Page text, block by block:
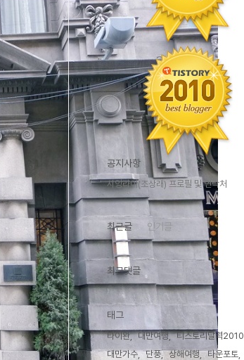
공지사항
시앙라이(조상래) 프로필 및 연락처
최근글 인기글
최근댓글
태그
타이완 대만여행
티스토리달력2010
대만가수
단풍 상해여행 타운포토